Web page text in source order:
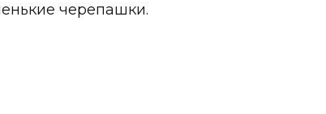
черепашки.